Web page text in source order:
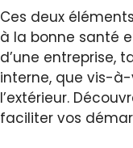
Ces deux
à la bonne santé
d’une entreprise,
interne, que vis-
l’extérieur.
faciliter vos